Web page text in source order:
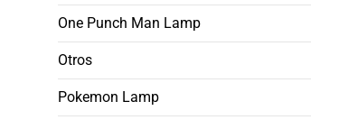
One Punch Man Lamp
Otros
Pokemon Lamp